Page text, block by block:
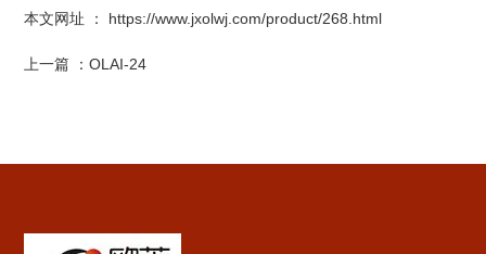
本文网址 ： https://www.jxolwj.com/product/268.html
上一篇 ： OLAI-24